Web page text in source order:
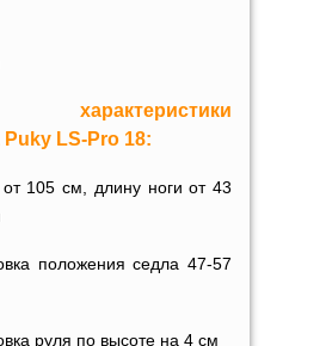
характеристики
LS-Pro 18:
105 см, длину ноги от 43
положения седла 47-57
руля по высоте на 4 см